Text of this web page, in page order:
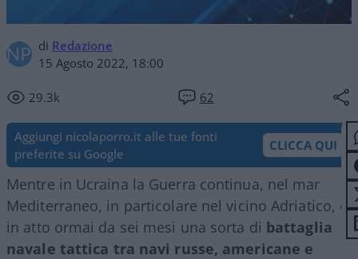
di Redazione
15 Agosto 2022, 18:00
29.3k 62
Aggiungi nicolaporro.it alle tue fonti
preferite su Google
CLICCA QUI
Mentre in Ucraina la Guerra continua, nel mar
Mediterraneo, in particolare nel vicino Adriatico, è
in atto ormai da sei mesi una sorta di battaglia
navale tattica tra navi russe, americane e